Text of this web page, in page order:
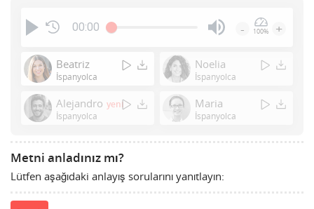
00:00
Enter
or
to
show
- 100% +
Beatriz
İspanyolca
Noelia
İspanyolca
Alejandro yeni
İspanyolca
Maria
İspanyolca
Metni anladınız mı?
Lütfen aşağıdaki anlayış sorularını yanıtlayın: